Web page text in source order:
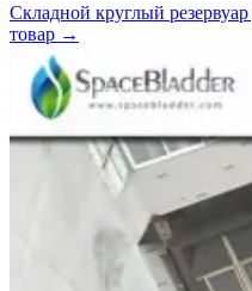
Складной круглый
товар →